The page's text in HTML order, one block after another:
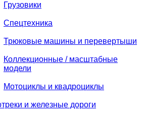
Грузовики
Спецтехника
Трюковые машины и перевертыши
Коллекционные / масштабные
модели
Мотоциклы и квадроциклы
и железные дороги